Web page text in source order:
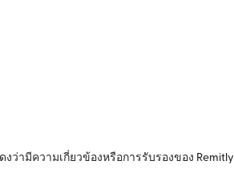
ว่ามีความเกี่ยวข้องหรือการรับรองของ Remitly